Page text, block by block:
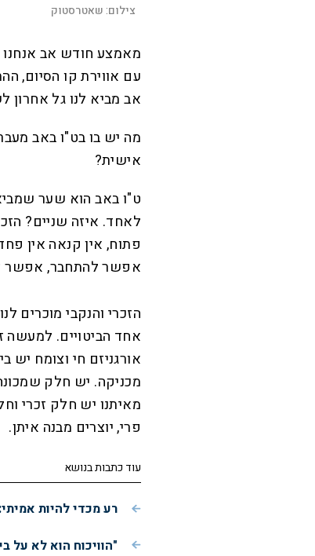
צילום:שאטרסטוק
מאמצע חודש אב
עם אווירת קו הסיום,
אב מביא לנו גל אחרון
מה יש בו בט"ו באב
אישית?
ט"ו באב הוא שער
לאחד. איזה שניים?
פתוח, אין קנאה אין
אפשר להתחבר, אפשר
הזכרי והנקבי מוכרים
אחד הביטויים. למעשה
אורגניזם חי וצומח יש
מכניקה. יש חלק
מאיתנו יש חלק זכרי
פרי, יוצרים מבנה איתן.
עוד כתבות בנושא
רע מכדי להיות
"הוויכוח הוא לא על